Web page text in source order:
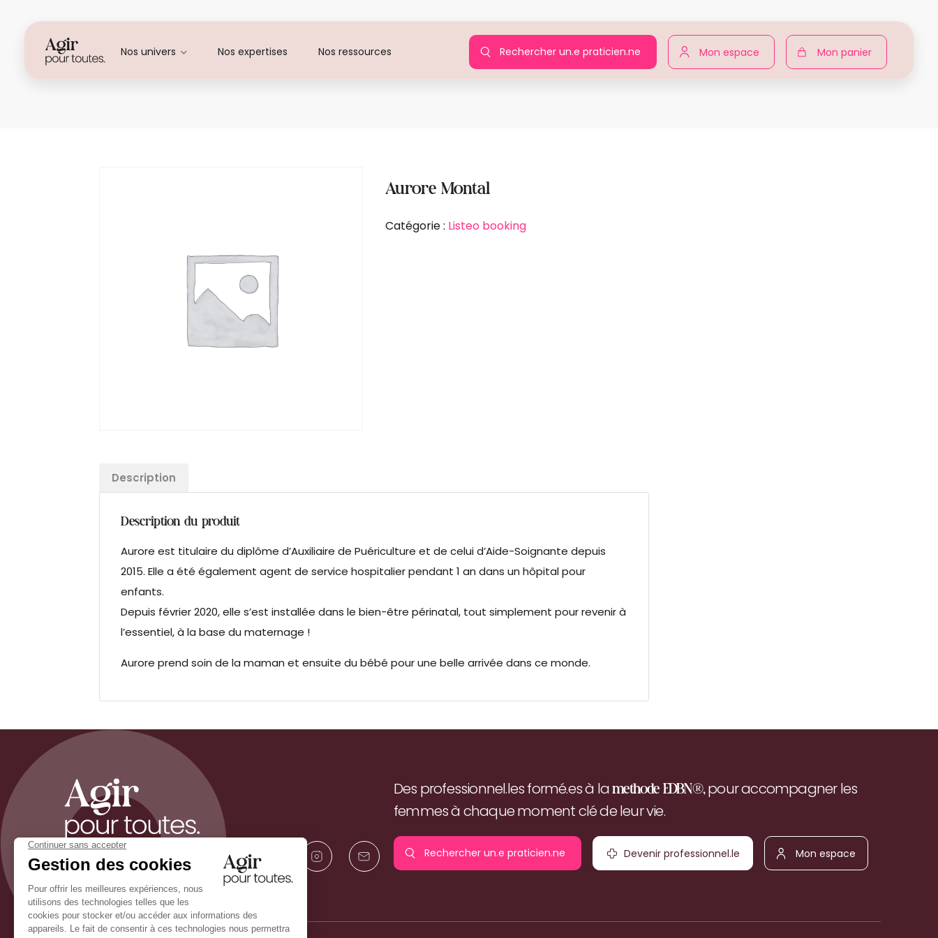
Nos univers Nos expertises Nos ressources Rechercher un.e praticien.ne Mon espace Mon panier
Aurore Montal Agir pour toutes Produits Aurore Montal
Aurore Montal
Catégorie : Listeo booking
Description
Description du produit
Aurore est titulaire du diplôme d’Auxiliaire de Puériculture et de celui d’Aide-Soignante depuis
2015. Elle a été également agent de service hospitalier pendant 1 an dans un hôpital pour
enfants.
Depuis février 2020, elle s’est installée dans le bien-être périnatal, tout simplement pour revenir à
l’essentiel, à la base du maternage !
Aurore prend soin de la maman et ensuite du bébé pour une belle arrivée dans ce monde.
Des professionnel.les formé.es à lamethode EDBN®,pour accompagner les
femmes à chaque moment clé de leur vie.
Rechercher un.e
praticien.ne
Devenir
professionnel.le
Mon
espace